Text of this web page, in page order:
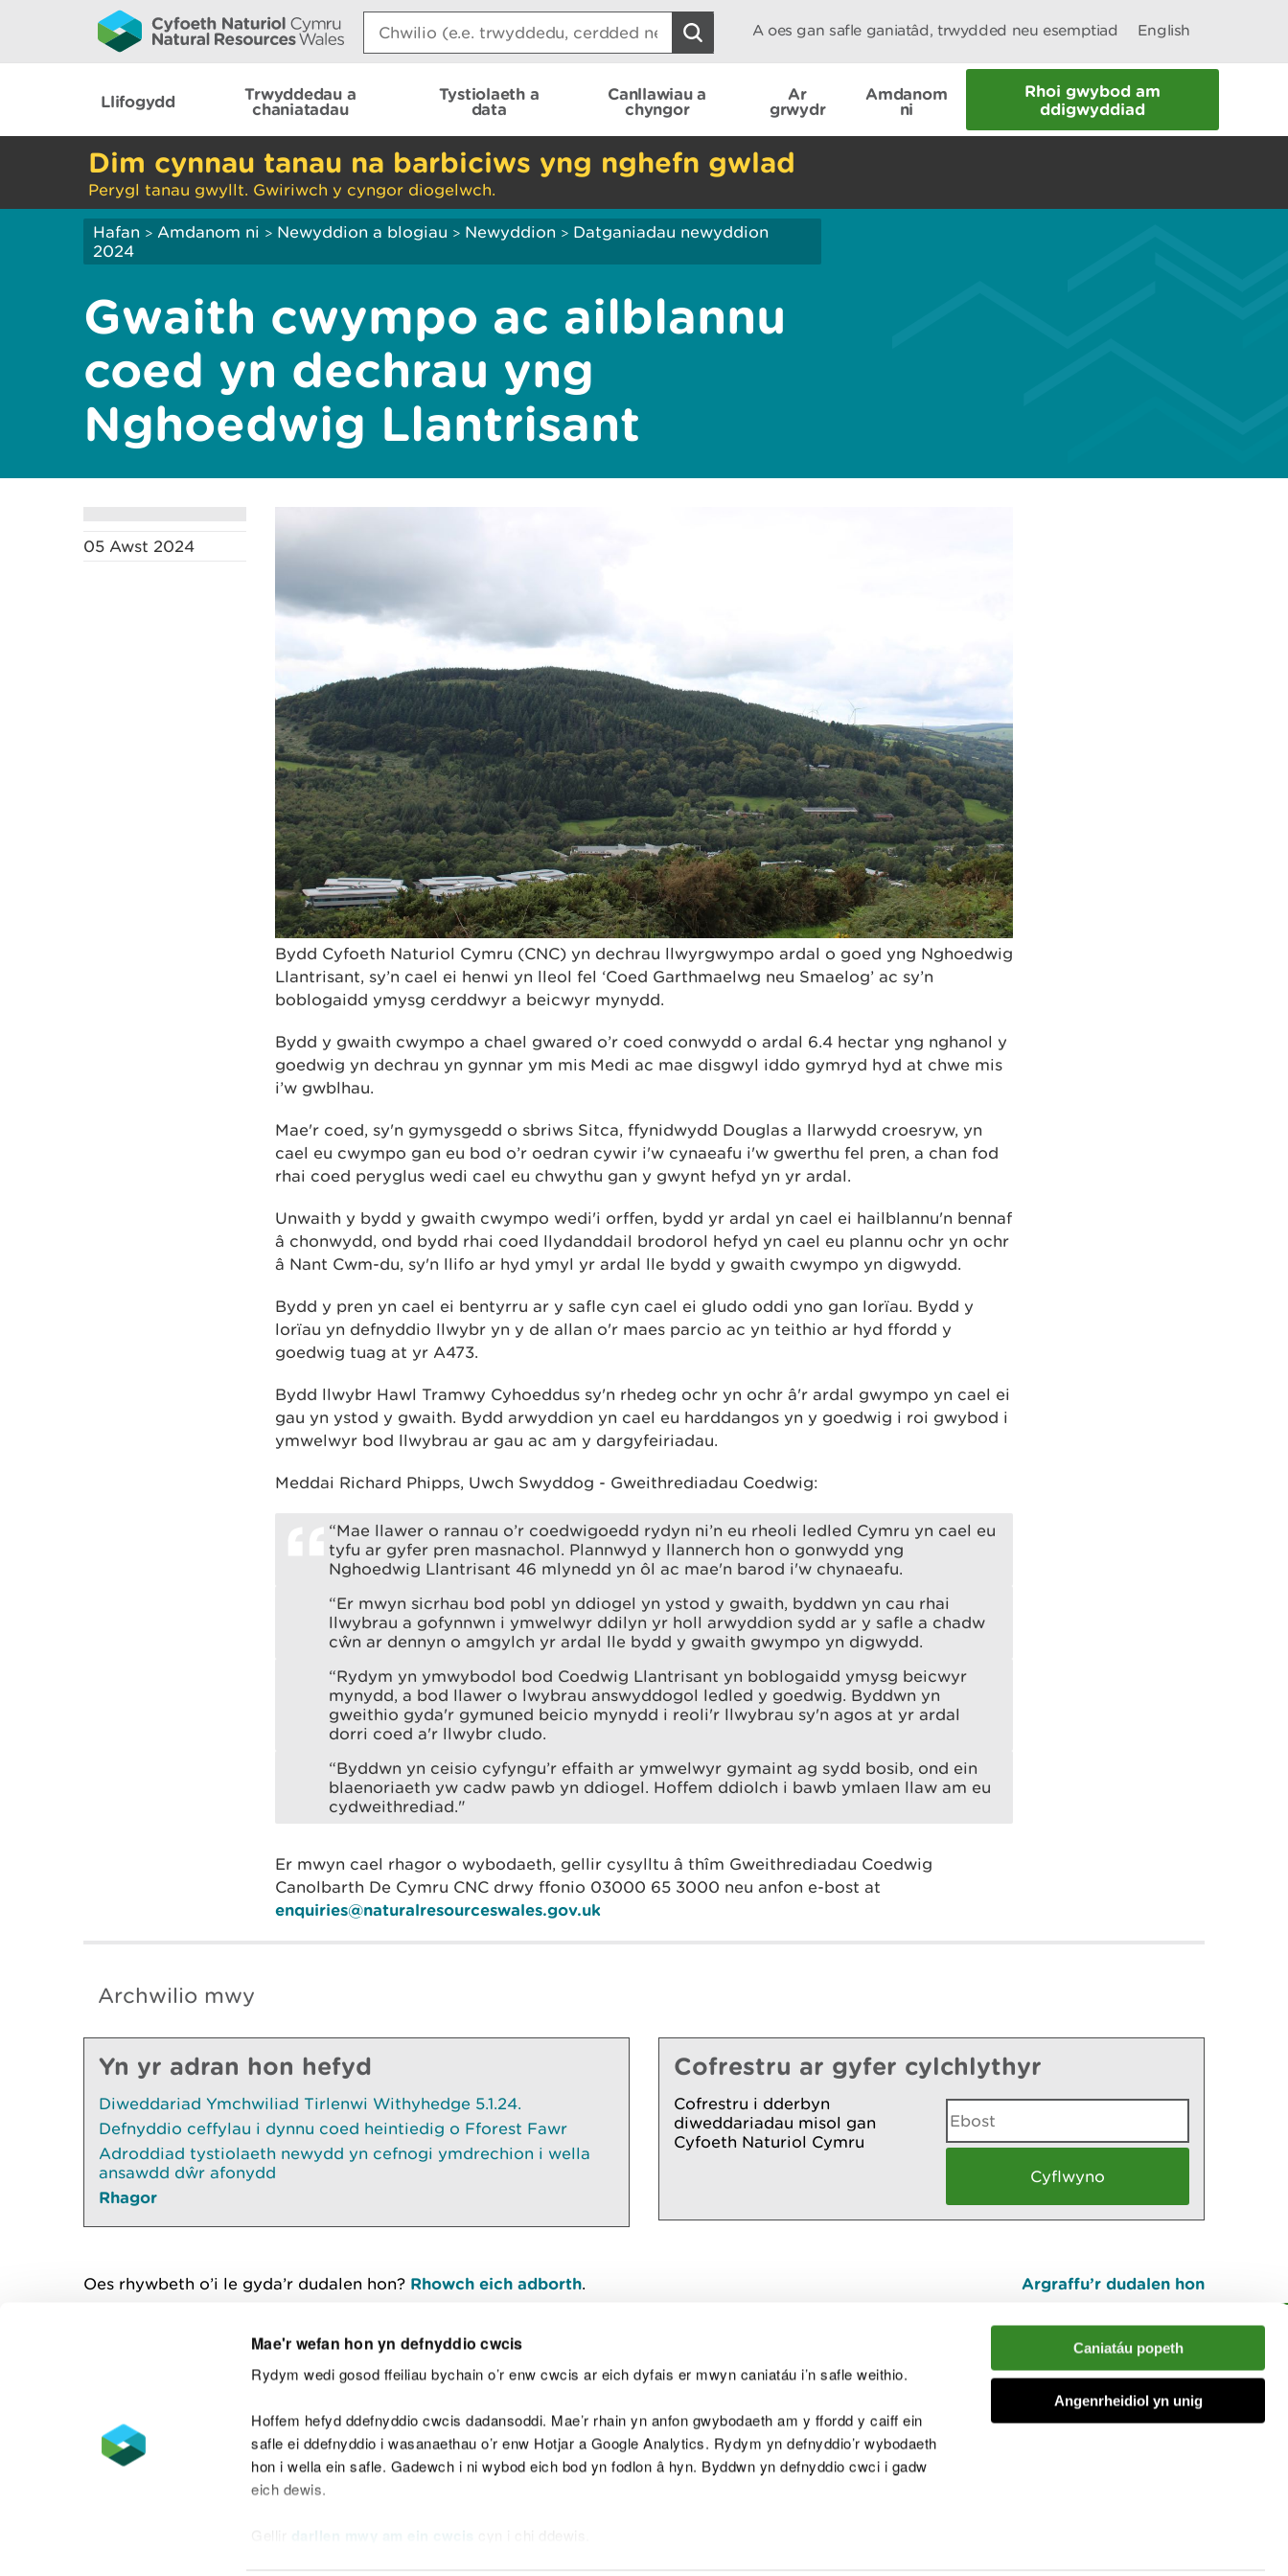
Mae'r wefan hon yn defnyddio cwcis
Rydym wedi gosod ffeiliau bychain o’r enw cwcis ar eich dyfais er mwyn caniatáu i’n safle weithio.
Hoffem hefyd ddefnyddio cwcis dadansoddi. Mae’r rhain yn anfon gwybodaeth am y ffordd y caiff ein
safle ei ddefnyddio i wasanaethau o’r enw Hotjar a Google Analytics. Rydym yn defnyddio’r wybodaeth
hon i wella ein safle. Gadewch i ni wybod eich bod yn fodlon â hyn. Byddwn yn defnyddio cwci i gadw
eich dewis.
darllen mwy am ein cwcis
Caniatáu popeth
Angenrheidiol yn unig
Search:
A oes gan safle ganiatâd, trwydded neu esemptiad English
Llifogydd
Trwyddedau a
chaniatadau
Tystiolaeth a
data
Canllawiau a
chyngor
Ar
grwydr
Amdanom
ni
Rhoi gwybod am
ddigwyddiad
Dim cynnau tanau na barbiciws yng nghefn gwlad
Perygl tanau gwyllt. Gwiriwch y cyngor diogelwch.
Hafan > Amdanom ni > Newyddion a blogiau > Newyddion > Datganiadau newyddion
2024
Gwaith cwympo ac ailblannu
coed yn dechrau yng
Nghoedwig Llantrisant
05 Awst 2024
Bydd Cyfoeth Naturiol Cymru (CNC) yn dechrau llwyrgwympo ardal o goed yng Nghoedwig
Llantrisant, sy’n cael ei henwi yn lleol fel ‘Coed Garthmaelwg neu Smaelog’ ac sy’n
boblogaidd ymysg cerddwyr a beicwyr mynydd.
Bydd y gwaith cwympo a chael gwared o’r coed conwydd o ardal 6.4 hectar yng nghanol y
goedwig yn dechrau yn gynnar ym mis Medi ac mae disgwyl iddo gymryd hyd at chwe mis
i’w gwblhau.
Mae'r coed, sy'n gymysgedd o sbriws Sitca, ffynidwydd Douglas a llarwydd croesryw, yn
cael eu cwympo gan eu bod o’r oedran cywir i'w cynaeafu i'w gwerthu fel pren, a chan fod
rhai coed peryglus wedi cael eu chwythu gan y gwynt hefyd yn yr ardal.
Unwaith y bydd y gwaith cwympo wedi'i orffen, bydd yr ardal yn cael ei hailblannu'n bennaf
â chonwydd, ond bydd rhai coed llydanddail brodorol hefyd yn cael eu plannu ochr yn ochr
â Nant Cwm-du, sy'n llifo ar hyd ymyl yr ardal lle bydd y gwaith cwympo yn digwydd.
Bydd y pren yn cael ei bentyrru ar y safle cyn cael ei gludo oddi yno gan lorïau. Bydd y
lorïau yn defnyddio llwybr yn y de allan o'r maes parcio ac yn teithio ar hyd ffordd y
goedwig tuag at yr A473.
Bydd llwybr Hawl Tramwy Cyhoeddus sy'n rhedeg ochr yn ochr â'r ardal gwympo yn cael ei
gau yn ystod y gwaith. Bydd arwyddion yn cael eu harddangos yn y goedwig i roi gwybod i
ymwelwyr bod llwybrau ar gau ac am y dargyfeiriadau.
Meddai Richard Phipps, Uwch Swyddog - Gweithrediadau Coedwig:
“Mae llawer o rannau o’r coedwigoedd rydyn ni’n eu rheoli ledled Cymru yn cael eu
tyfu ar gyfer pren masnachol. Plannwyd y llannerch hon o gonwydd yng
Nghoedwig Llantrisant 46 mlynedd yn ôl ac mae'n barod i'w chynaeafu.
“Er mwyn sicrhau bod pobl yn ddiogel yn ystod y gwaith, byddwn yn cau rhai
llwybrau a gofynnwn i ymwelwyr ddilyn yr holl arwyddion sydd ar y safle a chadw
cŵn ar dennyn o amgylch yr ardal lle bydd y gwaith gwympo yn digwydd.
“Rydym yn ymwybodol bod Coedwig Llantrisant yn boblogaidd ymysg beicwyr
mynydd, a bod llawer o lwybrau answyddogol ledled y goedwig. Byddwn yn
gweithio gyda'r gymuned beicio mynydd i reoli'r llwybrau sy'n agos at yr ardal
dorri coed a'r llwybr cludo.
“Byddwn yn ceisio cyfyngu’r effaith ar ymwelwyr gymaint ag sydd bosib, ond ein
blaenoriaeth yw cadw pawb yn ddiogel. Hoffem ddiolch i bawb ymlaen llaw am eu
cydweithrediad."
Er mwyn cael rhagor o wybodaeth, gellir cysylltu â thîm Gweithrediadau Coedwig
Canolbarth De Cymru CNC drwy ffonio 03000 65 3000 neu anfon e-bost at
enquiries@naturalresourceswales.gov.uk
Archwilio mwy
Yn yr adran hon hefyd
Diweddariad Ymchwiliad Tirlenwi Withyhedge 5.1.24.
Defnyddio ceffylau i dynnu coed heintiedig o Fforest Fawr
Adroddiad tystiolaeth newydd yn cefnogi ymdrechion i wella
ansawdd dŵr afonydd
Rhagor
Cofrestru ar gyfer cylchlythyr
Cofrestru i dderbyn
diweddariadau misol gan
Cyfoeth Naturiol Cymru
Oes rhywbeth o’i le gyda’r dudalen hon? Rhowch eich adborth. Argraffu’r dudalen hon
I fyny
Datganiad hygyrchedd Safonau'r Gymraeg
Datganiad caethwasiaeth fodern